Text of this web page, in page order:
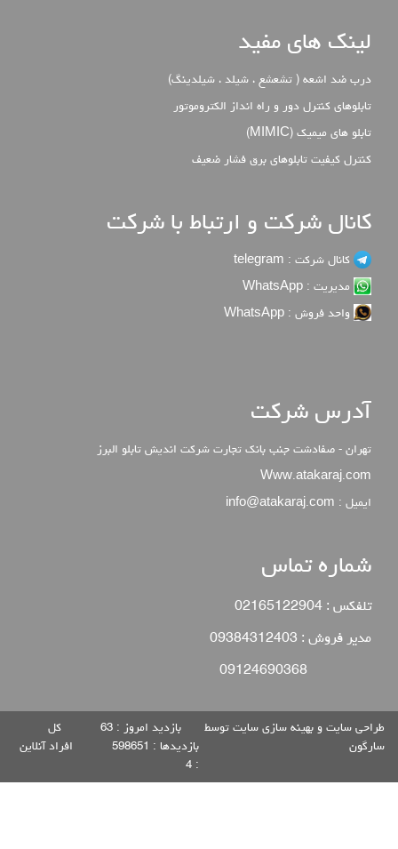
لینک های مفید
درب ضد اشعه ( تشعشع ، شیلد ، شیلدینگ)
تابلوهای کنترل دور و راه انداز الکتروموتور
تابلو های میمیک (MIMIC)
كنترل كيفيت تابلوهاي برق فشار ضعيف
کانال شرکت و ارتباط با شرکت
کانال شرکت : telegram
مدیریت : WhatsApp
واحد فروش : WhatsApp
آدرس شرکت
تهران - صفادشت جنب بانک تجارت شرکت اندیش تابلو البرز
Www.atakaraj.com
ایمیل : info@atakaraj.com
شماره تماس
تلفکس : 02165122904
مدیر فروش : 09384312403
طراحی سایت و بهینه سازی سایت توسط
سارگون
بازدید امروز : 63
كل
بازديدها : 598651
افراد آنلاين
:
4